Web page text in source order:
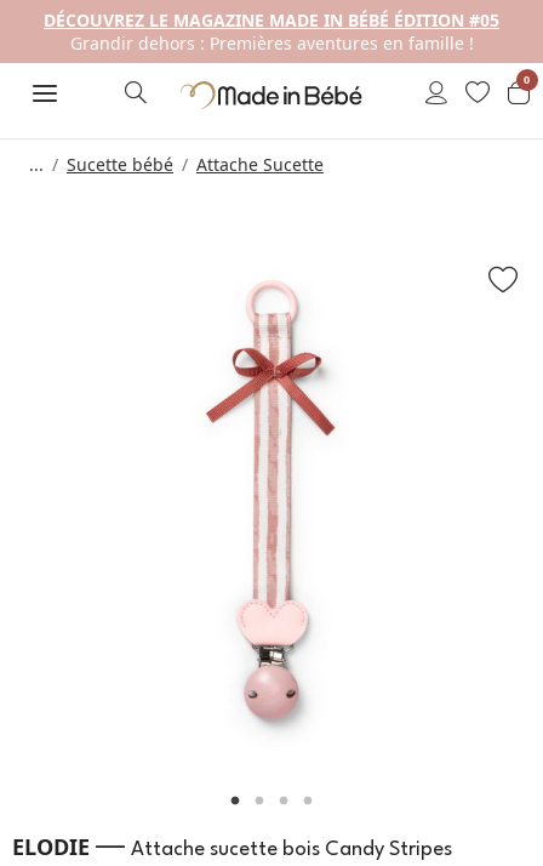
DÉCOUVREZ LE MAGAZINE MADE IN BÉBÉ ÉDITION #05
Grandir dehors : Premières aventures en famille !
0
... Sucette bébé Attache Sucette
ELODIE — Attache sucette bois Candy Stripes